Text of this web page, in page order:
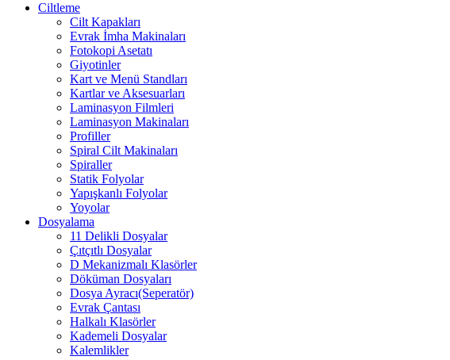
Ciltleme
Cilt Kapakları
Evrak İmha Makinaları
Fotokopi Asetatı
Giyotinler
Kart ve Menü Standları
Kartlar ve Aksesuarları
Laminasyon Filmleri
Laminasyon Makinaları
Profiller
Spiral Cilt Makinaları
Spiraller
Statik Folyolar
Yapışkanlı Folyolar
Yoyolar
Dosyalama
11 Delikli Dosyalar
Çıtçıtlı Dosyalar
D Mekanizmalı Klasörler
Döküman Dosyaları
Dosya Ayracı(Seperatör)
Evrak Çantası
Halkalı Klasörler
Kademeli Dosyalar
Kalemlikler